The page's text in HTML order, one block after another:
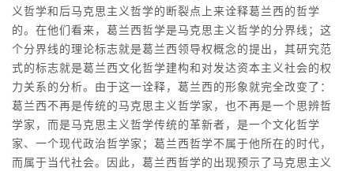
义哲学和后马克思主义哲学的断裂点上来诠释葛兰西的哲学
的。在他们看来，葛兰西哲学是马克思主义哲学的分界线；这
个分界线的理论标志就是葛兰西领导权概念的提出，其研究范
式的标志就是葛兰西文化哲学建构和对发达资本主义社会的权
力关系的分析。由于这一诠释，葛兰西的形象就完全改变了：
葛兰西不再是传统的马克思主义哲学家，也不再是一个思辨哲
学家，而是马克思主义哲学传统的革新者，是一个文化哲学
家、一个现代政治哲学家；葛兰西哲学不属于他所在的时代，
而属于当代社会。因此，葛兰西哲学的出现预示了马克思主义